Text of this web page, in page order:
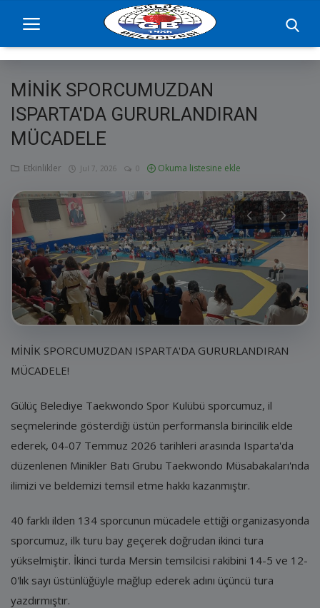
projelerimiz
Başkan
Yönetim
Hizmetler
Duyurular
Etkinlikler
E-Belediye
İletişim
MİNİK SPORCUMUZDAN
ISPARTA'DA GURURLANDIRAN
MÜCADELE
Etkinlikler Jul 7, 2026 0 Okuma listesine ekle
MİNİK SPORCUMUZDAN ISPARTA'DA GURURLANDIRAN
MÜCADELE!
Gülüç Belediye Taekwondo Spor Kulübü sporcumuz, il
seçmelerinde gösterdiği üstün performansla birincilik elde
ederek, 04-07 Temmuz 2026 tarihleri arasında Isparta'da
düzenlenen Minikler Batı Grubu Taekwondo Müsabakaları'nda
ilimizi ve beldemizi temsil etme hakkı kazanmıştır.
40 farklı ilden 134 sporcunun mücadele ettiği organizasyonda
sporcumuz, ilk turu bay geçerek doğrudan ikinci tura
yükselmiştir. İkinci turda Mersin temsilcisi rakibini 14-5 ve 12-
0'lık sayı üstünlüğüyle mağlup ederek adını üçüncü tura
yazdırmıştır.